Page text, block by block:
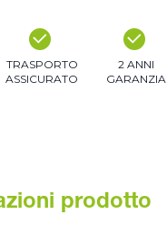
TRASPORTO
ASSICURATO
2 ANNI
GARANZIA
prodotto